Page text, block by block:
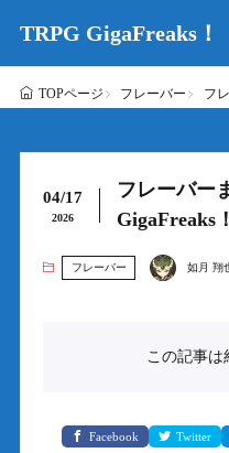
TRPG GigaFreaks！
TOPページ フレーバー フ
04/17
2026
フレーバー
GigaFreaks！
フレーバー 如月 翔
この記事は
Facebook Twitter